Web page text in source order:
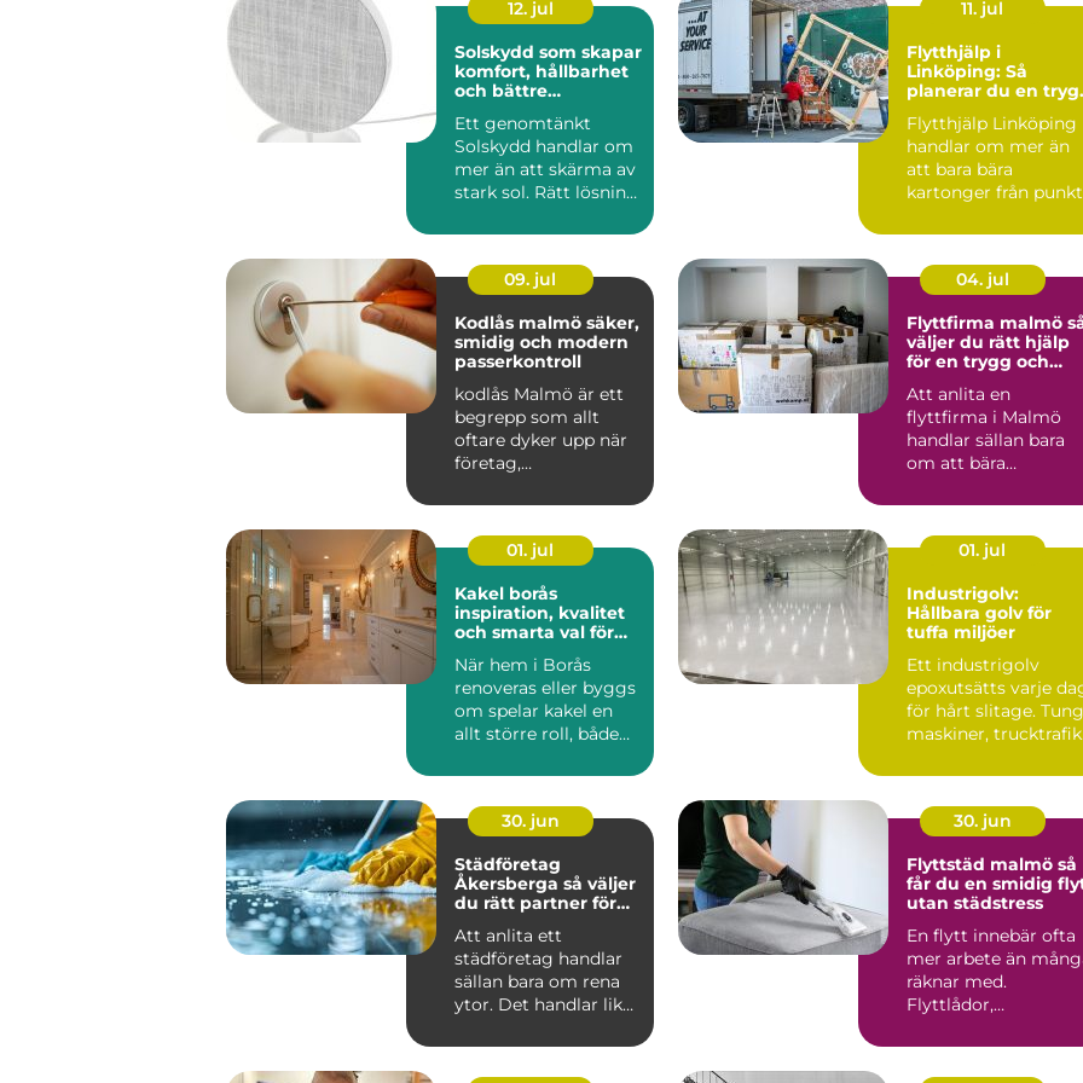
12. jul
Solskydd som skapar
komfort, hållbarhet
och bättre
Ett genomtänkt
Solskydd handlar om
mer än att skärma av
stark sol. Rätt lösning
inomhustem...
11. jul
Flytthjälp i
Linköping: Så
planerar du en
Flytthjälp Linköping
handlar om mer än
att bara bära
kartonger från punkt
09. jul
Kodlås malmö säker,
smidig och modern
passerkontroll
kodlås Malmö är ett
begrepp som allt
oftare dyker upp när
företag,
r och privat...
04. jul
Flyttfirma malmö så
väljer du rätt hjälp
för en trygg och
Att anlita en
flyttfirma i Malmö
handlar sällan bara
om att bära
A till B. För ...
01. jul
Kakel borås
inspiration, kvalitet
och smarta val för
När hem i Borås
renoveras eller byggs
om spelar kakel en
allt större roll, både
01. jul
Industrigolv:
Hållbara golv för
tuffa miljöer
Ett industrigolv
epoxutsätts varje
för hårt slitage.
maskiner,
30. jun
Städföretag
Åkersberga så väljer
du rätt partner för
Att anlita ett
städföretag handlar
sällan bara om rena
ytor. Det handlar lika
ko...
30. jun
Flyttstäd malmö så
får du en smidig
utan städstress
En flytt innebär ofta
mer arbete än
räknar med.
Flyttlådor,
nyckelkvittning